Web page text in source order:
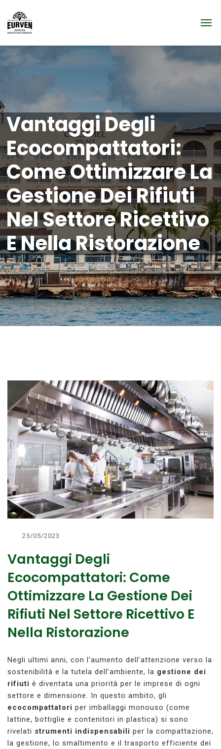
Vantaggi Degli
Ecocompattatori:
Come Ottimizzare La
Gestione Dei Rifiuti
Nel Settore Ricettivo
E Nella Ristorazione
25/05/2023
Vantaggi Degli
Ecocompattatori: Come
Ottimizzare La Gestione Dei
Rifiuti Nel Settore Ricettivo E
Nella Ristorazione
Negli ultimi anni, con l’aumento dell’attenzione verso la
sostenibilità e la tutela dell’ambiente, la gestione dei
rifiuti è diventata una priorità per le imprese di ogni
settore e dimensione. In questo ambito, gli
ecocompattatori per imballaggi monouso (come
lattine, bottiglie e contenitori in plastica) si sono
rivelati strumenti indispensabili per la compattazione,
la gestione, lo smaltimento e il trasporto efficiente dei